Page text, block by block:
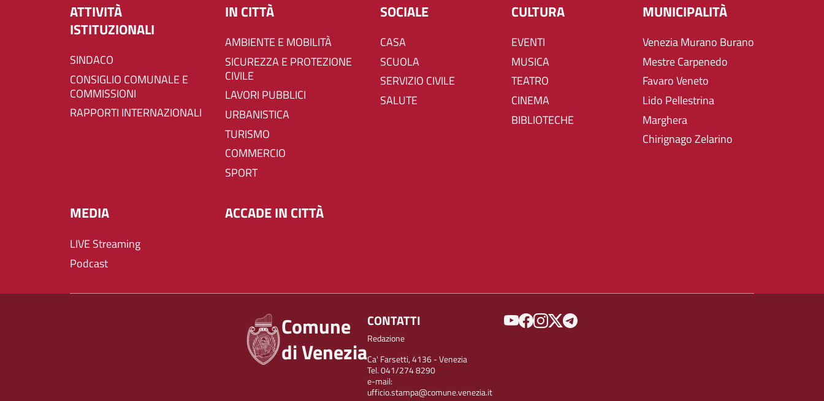
ATTIVITÀ
ISTITUZIONALI
SINDACO
CONSIGLIO COMUNALE E
COMMISSIONI
RAPPORTI INTERNAZIONALI
IN CITTÀ
AMBIENTE E MOBILITÀ
SICUREZZA E PROTEZIONE
CIVILE
LAVORI PUBBLICI
URBANISTICA
TURISMO
COMMERCIO
SPORT
SOCIALE
CASA
SCUOLA
SERVIZIO CIVILE
SALUTE
CULTURA
EVENTI
MUSICA
TEATRO
CINEMA
BIBLIOTECHE
MUNICIPALITÀ
Venezia Murano Burano
Mestre Carpenedo
Favaro Veneto
Lido Pellestrina
Marghera
Chirignago Zelarino
MEDIA
LIVE Streaming
Podcast
ACCADE IN CITTÀ
Comune
di Venezia
CONTATTI
Redazione
Ca' Farsetti, 4136 - Venezia
Tel. 041/274 8290
e-mail:
ufficio.stampa@comune.venezia.it
SOCIAL MENU